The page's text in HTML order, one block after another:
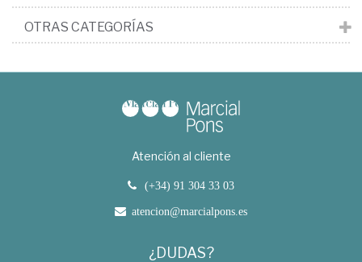
OTRAS CATEGORÍAS
Atención al cliente
(+34) 91 304 33 03
atencion@marcialpons.es
¿DUDAS?